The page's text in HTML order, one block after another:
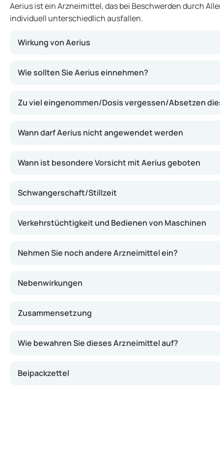
Aerius ist ein Arzneimittel, das bei Beschwerden durch
individuell unterschiedlich ausfallen.
Wirkung von Aerius
Wie sollten Sie Aerius einnehmen?
Zu viel eingenommen/Dosis vergessen/Absetzen
Wann darf Aerius nicht angewendet werden
Wann ist besondere Vorsicht mit Aerius geboten
Schwangerschaft/Stillzeit
Verkehrstüchtigkeit und Bedienen von Maschinen
Nehmen Sie noch andere Arzneimittel ein?
Nebenwirkungen
Zusammensetzung
Wie bewahren Sie dieses Arzneimittel auf?
Beipackzettel